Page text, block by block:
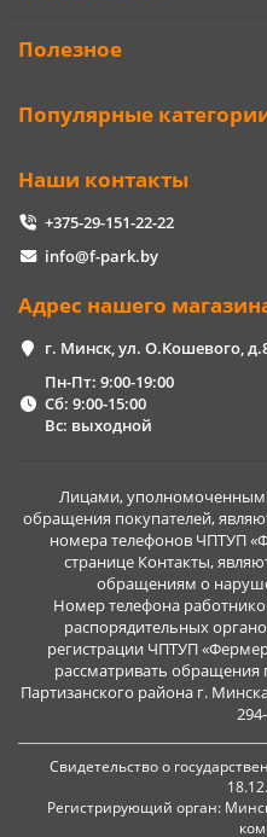
Полезное
Популярные
Наши контакты
+375-29-151-22-22
info@f-park.by
Адрес нашего
г. Минск, ул. О.Кошевого,
Пн-Пт: 9:00-19:00
Сб: 9:00-15:00
Вс: выходной
Лицами,
обращения покупателей,
номера телефонов ЧПТУП
странице Контакты,
обращениям о
Номер телефона
распорядительных
регистрации ЧПТУП
рассматривать обращения
Партизанского района г.
Свидетельство о
Регистрирующий орган: